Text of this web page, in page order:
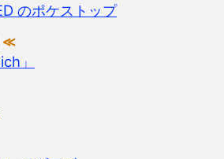
のポケストップ
≪
」